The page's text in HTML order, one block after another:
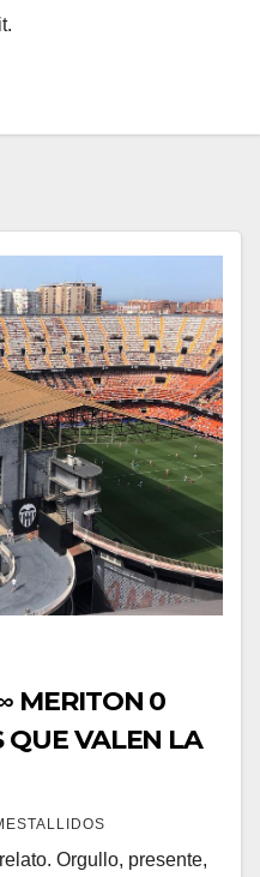
QUE VALEN LA
Orgullo, presente,